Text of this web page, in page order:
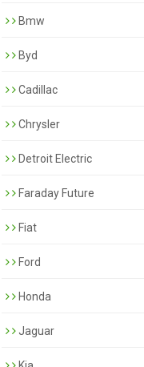
Bmw
Byd
Cadillac
Chrysler
Detroit Electric
Faraday Future
Fiat
Ford
Honda
Jaguar